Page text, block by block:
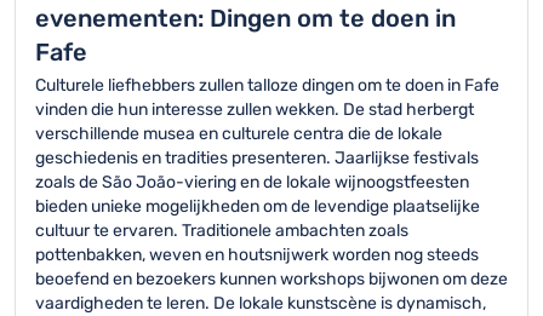
evenementen: Dingen om te doen in
Fafe
Culturele liefhebbers zullen talloze dingen om te doen in Fafe
vinden die hun interesse zullen wekken. De stad herbergt
verschillende musea en culturele centra die de lokale
geschiedenis en tradities presenteren. Jaarlijkse festivals
zoals de São João-viering en de lokale wijnoogstfeesten
bieden unieke mogelijkheden om de levendige plaatselijke
cultuur te ervaren. Traditionele ambachten zoals
pottenbakken, weven en houtsnijwerk worden nog steeds
beoefend en bezoekers kunnen workshops bijwonen om deze
vaardigheden te leren. De lokale kunstscène is dynamisch,